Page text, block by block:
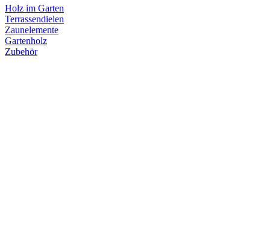
Holz im Garten
Terrassendielen
Zaunelemente
Gartenholz
Zubehör